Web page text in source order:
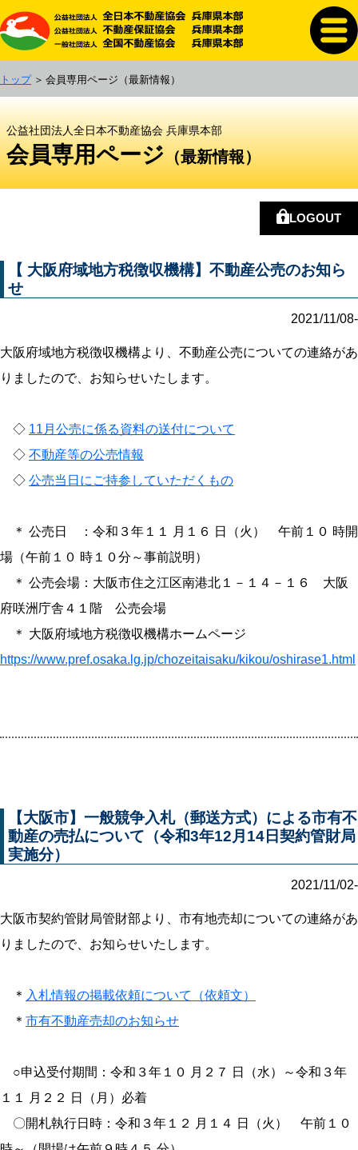
トップ 会員専用ページ （最新情報）
公益社団法人全日本不動産協会 兵庫県本部
会員専用ページ （最新情報）
LOGOUT
【 大阪府域地方税徴収機構】不動産公売のお知ら
せ
2021/11/08-
大阪府域地方税徴収機構より、不動産公売についての連絡があ
りましたので、お知らせいたします。
◇ 11月公売に係る資料の送付について
◇ 不動産等の公売情報
◇ 公売当日にご持参していただくもの
＊ 公売日 ：令和３年１１ 月１６ 日（火） 午前１０ 時開
場（午前１０ 時１０分～事前説明）
＊ 公売会場：大阪市住之江区南港北１－１４－１６ 大阪
府咲洲庁舎４１階 公売会場
＊ 大阪府域地方税徴収機構ホームページ
https://www.pref.osaka.lg.jp/chozeitaisaku/kikou/oshirase1.html
【大阪市】一般競争入札（郵送方式）による市有不
動産の売払について（令和3年12月14日契約管財局
実施分）
2021/11/02-
大阪市契約管財局管財部より、市有地売却についての連絡があ
りましたので、お知らせいたします。
＊ 入札情報の掲載依頼について（依頼文）
＊ 市有不動産売却のお知らせ
○申込受付期間：令和３年１０ 月２７ 日（水）～令和３年
１１ 月２２ 日（月）必着
〇開札執行日時：令和３年１２ 月１４ 日（火） 午前１０